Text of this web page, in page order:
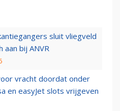
sluit vliegveld
aan bij ANVR
vracht doordat onder
en easyJet slots vrijgeven